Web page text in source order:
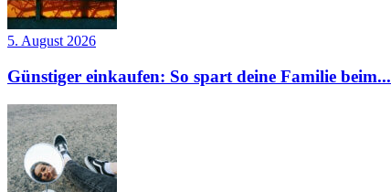
5. August 2026
Günstiger einkaufen: So spart deine Familie beim...